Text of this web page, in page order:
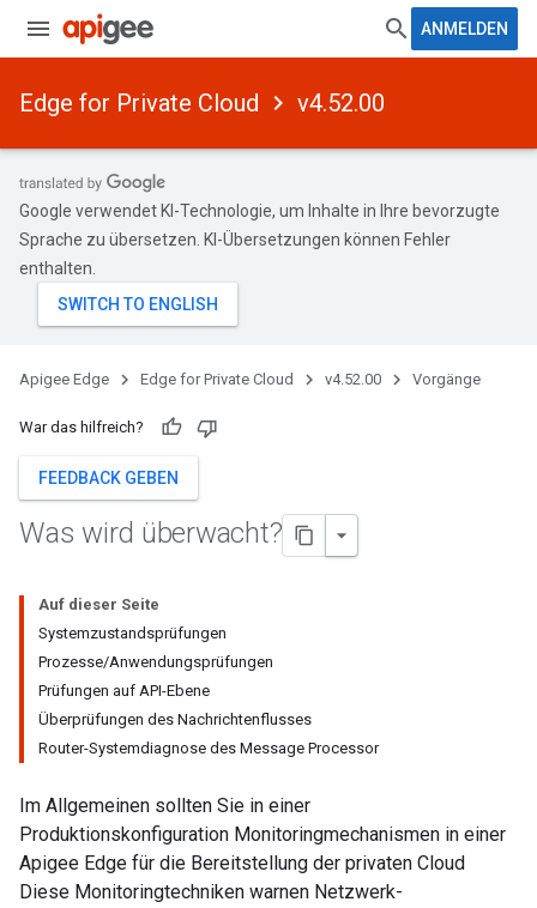
ANMELDEN
Edge for Private Cloud v4.52.00
Google verwendet KI-Technologie, um Inhalte in Ihre bevorzugte
Sprache zu übersetzen. KI-Übersetzungen können Fehler
enthalten.
Apigee Edge Edge for Private Cloud v4.52.00 Vorgänge
War das hilfreich?
FEEDBACK GEBEN
Was wird überwacht?
Auf dieser Seite
Systemzustandsprüfungen
Prozesse/Anwendungsprüfungen
Prüfungen auf API-Ebene
Überprüfungen des Nachrichtenflusses
Router-Systemdiagnose des Message Processor
Im Allgemeinen sollten Sie in einer
Produktionskonfiguration Monitoringmechanismen in einer
Apigee Edge für die Bereitstellung der privaten Cloud
Diese Monitoringtechniken warnen Netzwerk-